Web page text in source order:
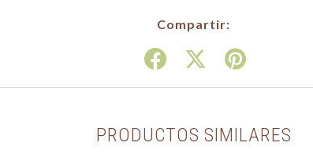
Compartir:
PRODUCTOS SIMILARES